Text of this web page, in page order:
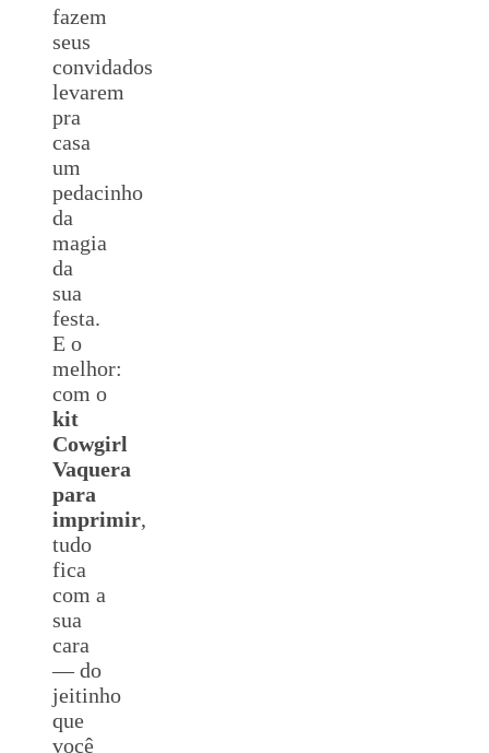
fazem
seus
convidados
levarem
pra
casa
um
pedacinho
da
magia
da
sua
festa.
E o
melhor:
com o
kit
Cowgirl
Vaquera
para
imprimir,
tudo
fica
com a
sua
cara
— do
jeitinho
que
você